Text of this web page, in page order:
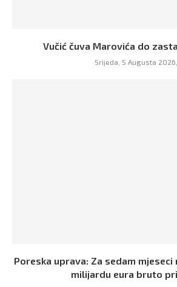
Vučić čuva Marovića do
Srijeda, 5 Augusta 2026,
Poreska uprava: Za sedam mjeseci
milijardu eura bruto